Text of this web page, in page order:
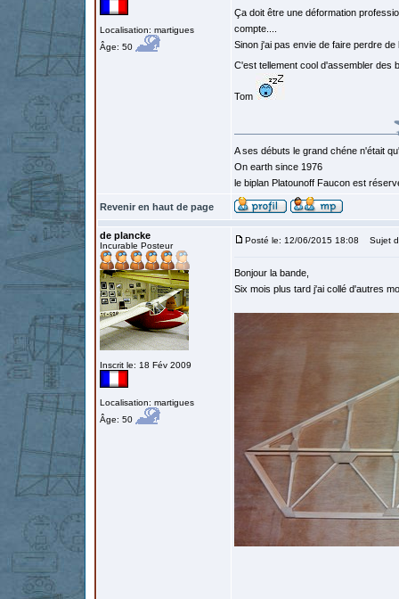
Localisation: martigues
Âge: 50
Ça doit être une déformation
compte....
Sinon j'ai pas envie de faire perdre
C'est tellement cool d'assembler des
Tom
A ses débuts le grand chéne n'était
On earth since 1976
le biplan Platounoff Faucon est
Revenir en haut de page
de plancke
Incurable Posteur
Inscrit le: 18 Fév 2009
Localisation: martigues
Âge: 50
Posté le: 12/06/2015 18:08 Sujet
Bonjour la bande,
Six mois plus tard j'ai collé d'autres